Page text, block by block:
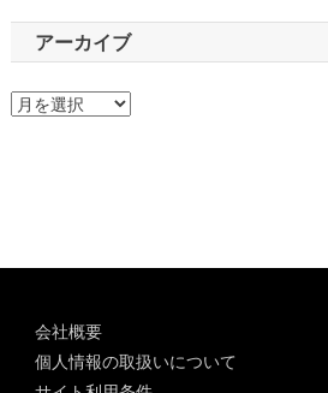
アーカイブ
ア
会社概要
個人情報の取扱いについて